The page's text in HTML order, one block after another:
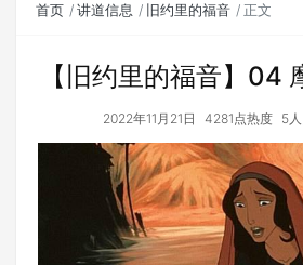
首页 讲道信息 旧约里的福音 正文
【旧约里的福音】04
2022年11月21日 4281点热度 5